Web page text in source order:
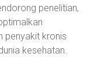
penelitian,
penyakit kronis
kesehatan.